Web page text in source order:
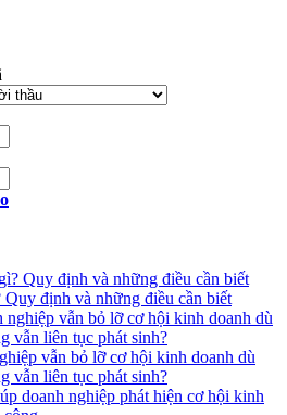
định và những điều cần biết
vẫn bỏ lỡ cơ hội kinh doanh dù
vẫn liên tục phát sinh?